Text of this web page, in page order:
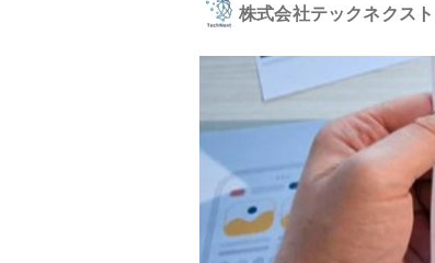
株式会社テックネクスト